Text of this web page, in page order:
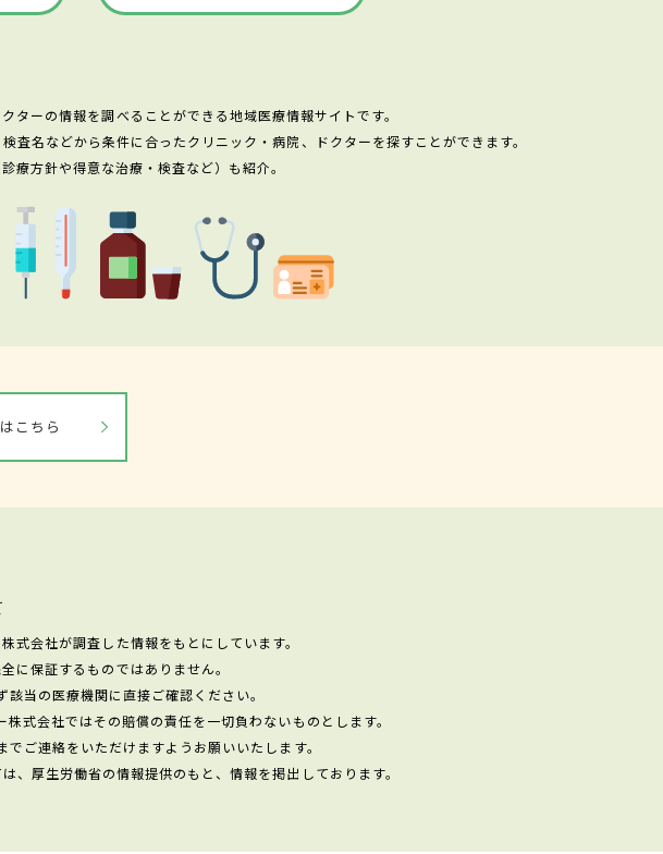
ターの情報を調べることができる地域医療情報サイトです。
名などから条件に合ったクリニック・病院、ドクターを探すことができます。
療方針や得意な治療・検査など）も紹介。
こちら
式会社が調査した情報をもとにしています。
に保証するものではありません。
当の医療機関に直接ご確認ください。
式会社ではその賠償の責任を一切負わないものとします。
ご連絡をいただけますようお願いいたします。
厚生労働省の情報提供のもと、情報を掲出しております。